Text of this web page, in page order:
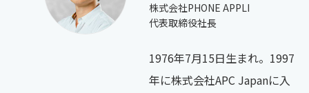
株式会社PHONE APPLI
代表取締役社長
1976年7月15日生まれ。1997
年に株式会社APC Japanに入